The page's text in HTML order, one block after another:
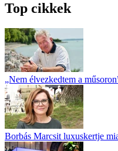
Top cikkek
„Nem élvezkedtem a
Borbás Marcsit luxuskertje